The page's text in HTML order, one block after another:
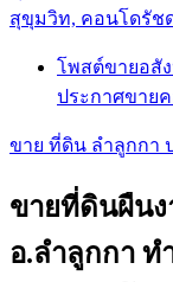
สุขุมวิท, คอนโดรัช
โพสต์ขายอสั
ประกาศขาย
ขาย ที่ดิน ลำลูกกา
ขายที่ดินผืนง
อ.ลำลูกกา ท